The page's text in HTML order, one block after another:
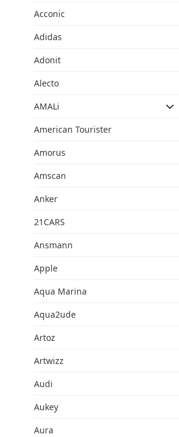
Acconic
Adidas
Adonit
Alecto
AMALi
American Tourister
Amorus
Amscan
Anker
21CARS
Ansmann
Apple
Aqua Marina
Aqua2ude
Artoz
Artwizz
Audi
Aukey
Aura